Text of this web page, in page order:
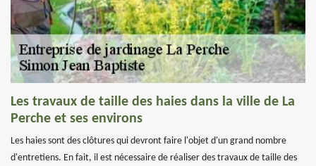
Les travaux de taille des haies dans la ville de La
Perche et ses environs
Les haies sont des clôtures qui devront faire l'objet d'un grand nombre
d'entretiens. En fait, il est nécessaire de réaliser des travaux de taille des